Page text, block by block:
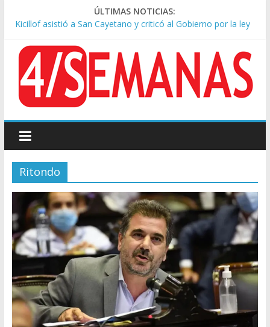
ÚLTIMAS NOTICIAS:
Kicillof asistió a San Cayetano y criticó al Gobierno por la ley
Condenaron a la red social Meta a pagar US$567 millones por
afectar la salud mental de niños
Represión frente al Congreso: tres detenidos durante la
protesta contra la Ley de Propiedad Privada
Sturzenegger defendió la Ley de Tierras y lamentó el retiro
del capítulo de extranjerización
Tras la aprobación de la ley de propiedad privada, Bullrich
apuntó: “Vino un poco endiablada”
Ritondo